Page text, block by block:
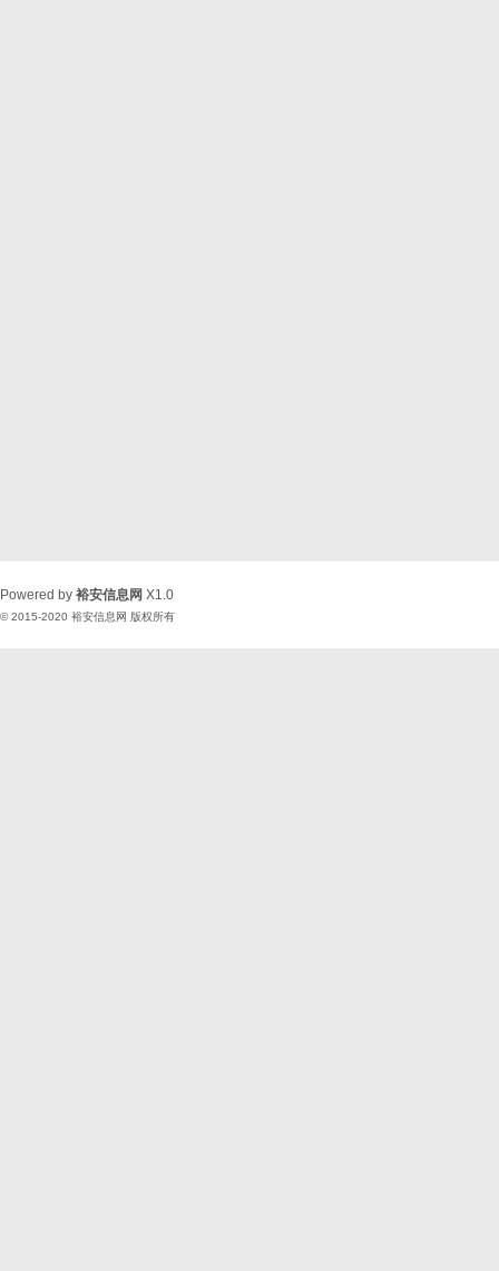
Powered by 裕安信息网 X1.0
© 2015-2020 裕安信息网 版权所有